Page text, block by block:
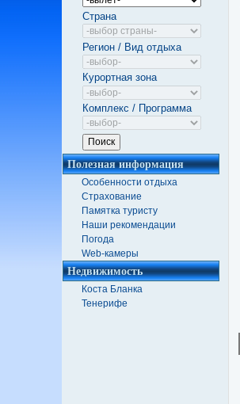
Страна
Регион / Вид отдыха
Курортная зона
Комплекс / Программа
Полезная информация
Особенности отдыха
Страхование
Памятка туристу
Наши рекомендации
Погода
Web-камеры
Недвижимость
Коста Бланка
Тенерифе